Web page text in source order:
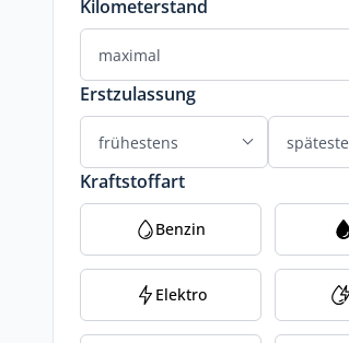
Kilometerstand
Erstzulassung
Kraftstoffart
Benzin
Elektro